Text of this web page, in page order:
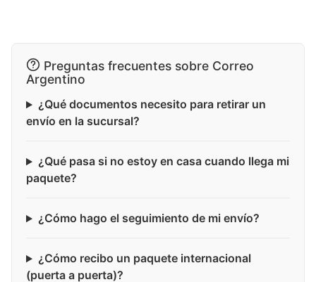
Preguntas frecuentes sobre Correo
Argentino
¿Qué documentos necesito para retirar un
envío en la sucursal?
¿Qué pasa si no estoy en casa cuando llega mi
paquete?
¿Cómo hago el seguimiento de mi envío?
¿Cómo recibo un paquete internacional
(puerta a puerta)?